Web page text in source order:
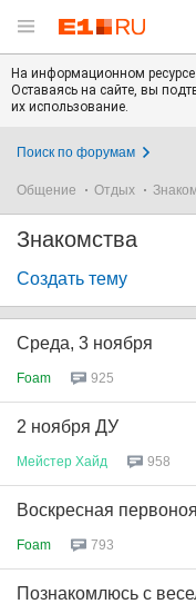
На информационном
Оставаясь на сайте, вы
их использование.
Поиск по форумам
Общение Отдых
Знакомства
Создать тему
Среда, 3 ноября
Foam 925
2 ноября ДУ
Мейстер Хайд 958
Воскресная
Foam 793
Познакомлюсь с